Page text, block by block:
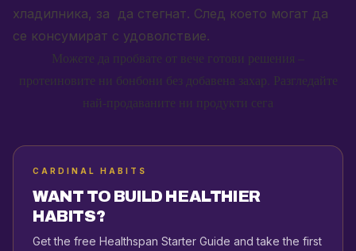
хладилника, за да стегнат. След което могат да
се консумират с удоволствие.
Можете да пробвате от вече готови решения –
протеиновите ни бонбони без добавена захар. Разгледайте
най-продаваните ни продукти сега
CARDINAL HABITS
WANT TO BUILD HEALTHIER
HABITS?
Get the free Healthspan Starter Guide and take the first